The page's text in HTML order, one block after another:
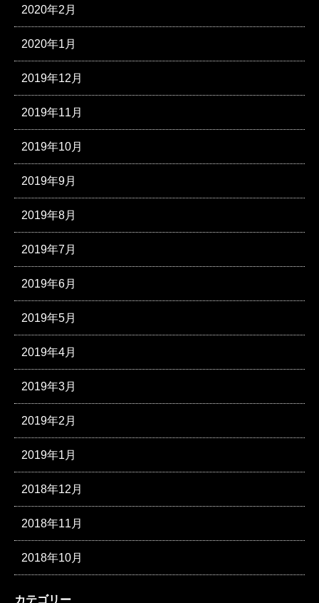
2020年2月
2020年1月
2019年12月
2019年11月
2019年10月
2019年9月
2019年8月
2019年7月
2019年6月
2019年5月
2019年4月
2019年3月
2019年2月
2019年1月
2018年12月
2018年11月
2018年10月
カテゴリー